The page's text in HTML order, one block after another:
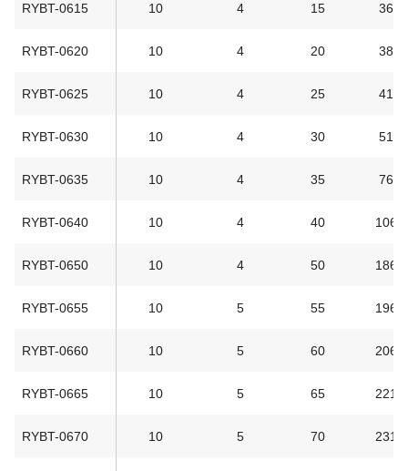
RYBT-0615 10 4 15 36
RYBT-0620 10 4 20 38
RYBT-0625 10 4 25 41
RYBT-0630 10 4 30 51
RYBT-0635 10 4 35 76
RYBT-0640 10 4 40 106
RYBT-0650 10 4 50 186
RYBT-0655 10 5 55 196
RYBT-0660 10 5 60 206
RYBT-0665 10 5 65 221
RYBT-0670 10 5 70 231